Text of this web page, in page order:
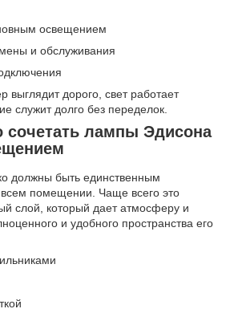
освещением
и обслуживания
выглядит дорого, свет работает
служит долго без переделок.
сочетать лампы Эдисона
должны быть единственным
всем помещении. Чаще всего это
слой, который дает атмосферу и
и удобного пространства его